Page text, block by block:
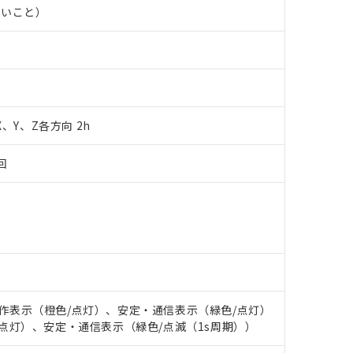
こと）
Y、Z各方向 2h
表示（橙色/点灯）、安定・通信表示（緑色/点灯）
）、安定・通信表示（緑色/点滅（1s周期））
・サービスに関するお客様との取引・商談に必要な範囲で利用する
者とは、
ます。
ダウンロードすることができます。
質）の非含有証明書
点で非含有を証明するもので、過去に遡って非含有を証明するも
タル酸エステル類４物質の対応では、対応完了までの期間は出
欄に対応日を記載しておりました。
への在庫切替を完了していることから、特段のことがない限り、